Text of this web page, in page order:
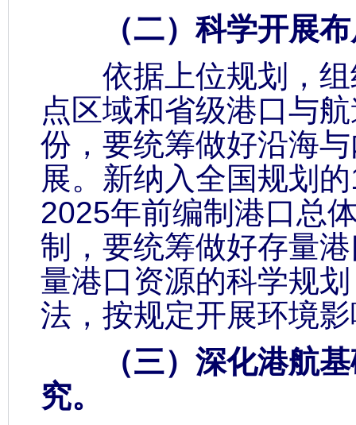
（二）科学开展布
依据上位规划，组
点区域和省级港口与
份，要统筹做好沿海
展。新纳入全国规划
2025年前编制港口总
制，要统筹做好存量
量港口资源的科学规
法，按规定开展环境
（三）深化港航基
究。